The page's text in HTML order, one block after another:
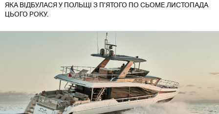
ЯКА ВІДБУЛАСЯ У ПОЛЬЩІ З П’ЯТОГО ПО СЬОМЕ ЛИСТОПАДА
ЦЬОГО РОКУ.